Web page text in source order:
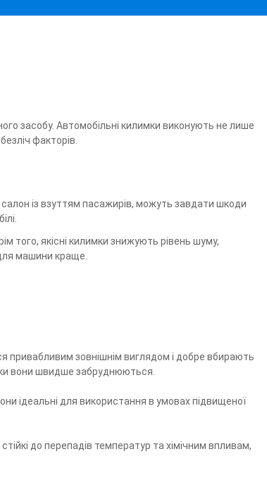
засобу. Автомобільні килимки виконують не лише
факторів.
із взуттям пасажирів, можуть завдати шкоди
того, якісні килимки знижують рівень шуму,
машини краще.
привабливим зовнішнім виглядом і добре вбирають
вони швидше забруднюються.
ідеальні для використання в умовах підвищеної
до перепадів температур та хімічним впливам,